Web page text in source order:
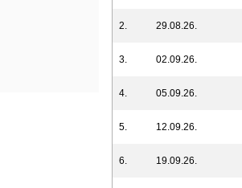
2. 29.08.26.
3. 02.09.26.
4. 05.09.26.
5. 12.09.26.
6. 19.09.26.